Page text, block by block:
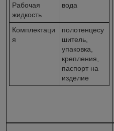
Рабочая
жидкость
вода
Комплектаци
я
полотенцесу
шитель,
упаковка,
крепления,
паспорт на
изделие